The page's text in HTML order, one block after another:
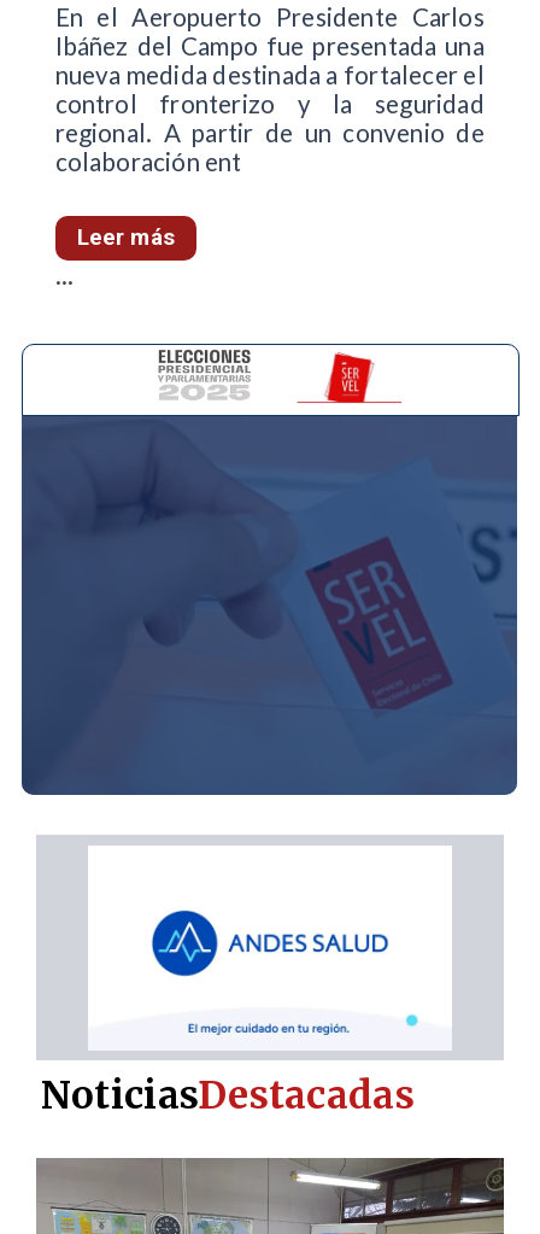
En el Aeropuerto Presidente Carlos
Ibáñez del Campo fue presentada una
nueva medida destinada a fortalecer el
control fronterizo y la seguridad
regional. A partir de un convenio de
colaboración ent
Leer más
...
NoticiasDestacadas